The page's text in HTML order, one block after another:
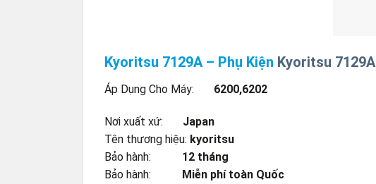
Kyoritsu 7129A – Phụ Kiện Kyoritsu 7129A
Áp Dụng Cho Máy: 6200,6202
Nơi xuất xứ: Japan
Tên thương hiệu: kyoritsu
Bảo hành: 12 tháng
Bảo hành: Miễn phí toàn Quốc